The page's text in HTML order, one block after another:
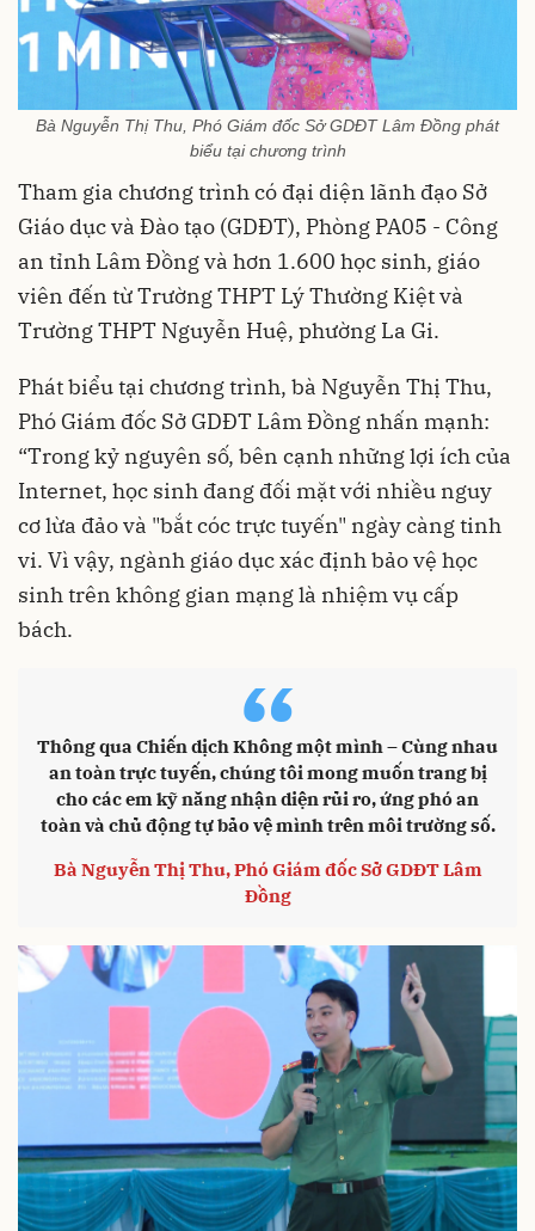
Bà Nguyễn Thị Thu, Phó Giám đốc Sở GDĐT Lâm Đồng phát
biểu tại chương trình
Tham gia chương trình có đại diện lãnh đạo Sở
Giáo dục và Đào tạo (GDĐT), Phòng PA05 - Công
an tỉnh Lâm Đồng và hơn 1.600 học sinh, giáo
viên đến từ Trường THPT Lý Thường Kiệt và
Trường THPT Nguyễn Huệ, phường La Gi.
Phát biểu tại chương trình, bà Nguyễn Thị Thu,
Phó Giám đốc Sở GDĐT Lâm Đồng nhấn mạnh:
“Trong kỷ nguyên số, bên cạnh những lợi ích của
Internet, học sinh đang đối mặt với nhiều nguy
cơ lừa đảo và "bắt cóc trực tuyến" ngày càng tinh
vi. Vì vậy, ngành giáo dục xác định bảo vệ học
sinh trên không gian mạng là nhiệm vụ cấp
bách.
“
Thông qua Chiến dịch Không một mình – Cùng nhau
an toàn trực tuyến, chúng tôi mong muốn trang bị
cho các em kỹ năng nhận diện rủi ro, ứng phó an
toàn và chủ động tự bảo vệ mình trên môi trường số.
Bà Nguyễn Thị Thu, Phó Giám đốc Sở GDĐT Lâm
Đồng